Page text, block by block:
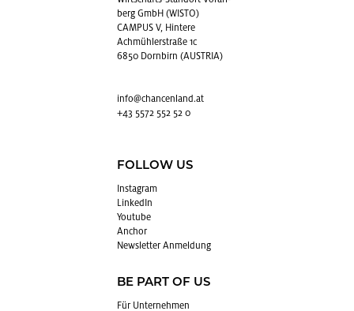
berg GmbH (WISTO)
CAMPUS V, Hintere
Achmühlerstraße 1c
6850 Dornbirn (AUSTRIA)
info@​chancenland.​at
+43 5572 552 52 0
FOLLOW US
In­sta­gram
Lin­kedIn
You­tube
An­chor
News­let­ter An­mel­dung
BE PART OF US
Für Un­ter­neh­men